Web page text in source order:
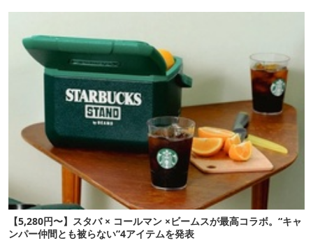
【5,280円〜】スタバ × コールマン ×ビームスが最高コラボ。“キャ
ンパー仲間とも被らない”4アイテムを発表